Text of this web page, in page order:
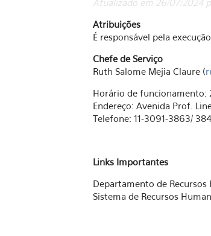
Atualizado em 26/07/2024
Atribuições
É responsável pela
Chefe de Serviço
Ruth Salome Mejia Claure (
Horário de funcionamento:
Endereço: Avenida Prof.
Telefone: 11-3091-3863/
Links Importantes
Departamento de Recursos
Sistema de Recursos